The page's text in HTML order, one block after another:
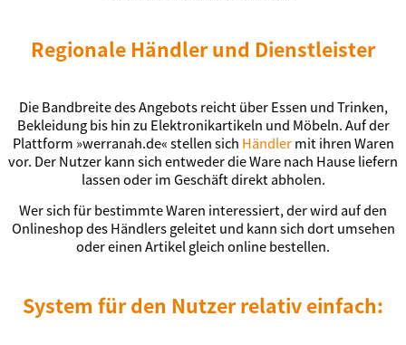
Regionale Händler und Dienstleister
Die Bandbreite des Angebots reicht über Essen und Trinken,
Bekleidung bis hin zu Elektronikartikeln und Möbeln. Auf der
Plattform »werranah.de« stellen sich Händlermit ihren Waren
vor. Der Nutzer kann sich entweder die Ware nach Hause liefern
lassen oder im Geschäft direkt abholen.
Wer sich für bestimmte Waren interessiert, der wird auf den
Onlineshop des Händlers geleitet und kann sich dort umsehen
oder einen Artikel gleich online bestellen.
System für den Nutzer relativ einfach: